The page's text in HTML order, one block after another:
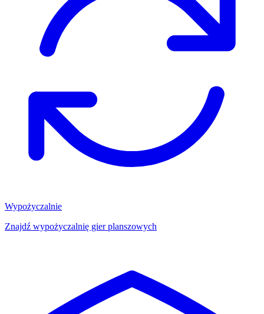
Wypożyczalnie
Znajdź wypożyczalnię gier planszowych